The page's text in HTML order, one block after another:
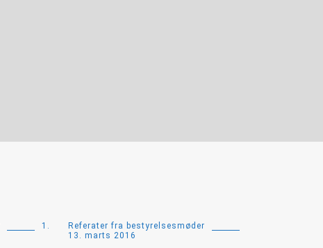
1.
Referater fra bestyrelsesmøder
13. marts 2016